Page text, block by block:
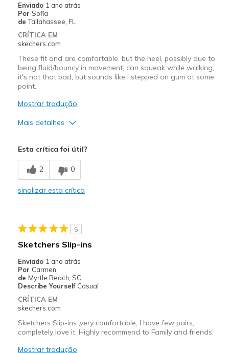
Going Out
Special Occasions
Travel
Width
Feels true to width
Sizing
View On Shoes
Enviado 1 ano atrás
Por Sofia
de Tallahassee, FL
CRÍTICA EM
skechers.com
These fit and are comfortable, but the heel, possibly due to
being fluid/bouncy in movement, can squeak while walking;
it's not that bad, but sounds like I stepped on gum at some
point.
Mostrar tradução
Mais detalhes
Comfortable
Stylish
Make Noise
Casual Wear
Sizing
Esta crítica foi útil?
2 0
sinalizar esta crítica
5
Sketchers Slip-ins
Enviado 1 ano atrás
Por Carmen
de Myrtle Beach, SC
Describe Yourself Casual
CRÍTICA EM
skechers.com
Sketchers Slip-ins ,very comfortable, I have few pairs,
completely love it. Highly recommend to Family and friends.
Mostrar tradução